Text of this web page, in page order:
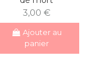
3,00 €
Ajouter au
panier